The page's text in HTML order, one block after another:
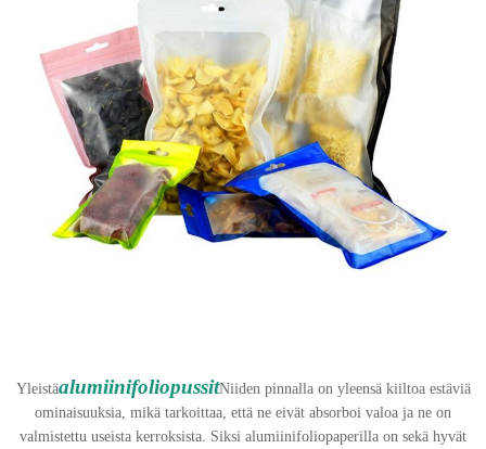
YleistäalumiinifoliopussitNiiden pinnalla on yleensä kiiltoa estäviä
ominaisuuksia, mikä tarkoittaa, että ne eivät absorboi valoa ja ne on
valmistettu useista kerroksista. Siksi alumiinifoliopaperilla on sekä hyvät